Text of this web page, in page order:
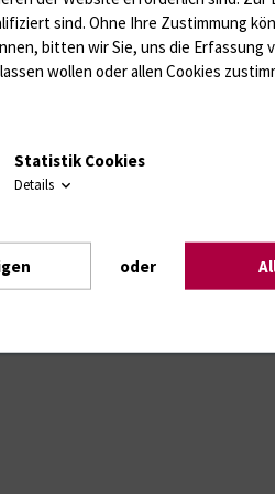
Login (für Studenten)
sind. Ohne Ihre Zustimmung
bitten wir Sie, uns die Erfassung
wollen oder allen Cookies
Statistik Cookies
Details
oder